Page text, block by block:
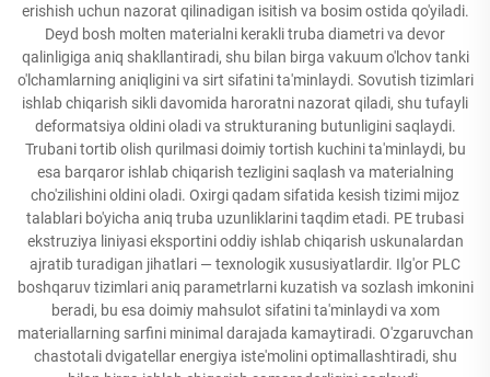
erishish uchun nazorat qilinadigan isitish va bosim ostida qo'yiladi.
Deyd bosh molten materialni kerakli truba diametri va devor
qalinligiga aniq shakllantiradi, shu bilan birga vakuum o'lchov tanki
o'lchamlarning aniqligini va sirt sifatini ta'minlaydi. Sovutish tizimlari
ishlab chiqarish sikli davomida haroratni nazorat qiladi, shu tufayli
deformatsiya oldini oladi va strukturaning butunligini saqlaydi.
Trubani tortib olish qurilmasi doimiy tortish kuchini ta'minlaydi, bu
esa barqaror ishlab chiqarish tezligini saqlash va materialning
cho'zilishini oldini oladi. Oxirgi qadam sifatida kesish tizimi mijoz
talablari bo'yicha aniq truba uzunliklarini taqdim etadi. PE trubasi
ekstruziya liniyasi eksportini oddiy ishlab chiqarish uskunalardan
ajratib turadigan jihatlari — texnologik xususiyatlardir. Ilg'or PLC
boshqaruv tizimlari aniq parametrlarni kuzatish va sozlash imkonini
beradi, bu esa doimiy mahsulot sifatini ta'minlaydi va xom
materiallarning sarfini minimal darajada kamaytiradi. O'zgaruvchan
chastotali dvigatellar energiya iste'molini optimallashtiradi, shu